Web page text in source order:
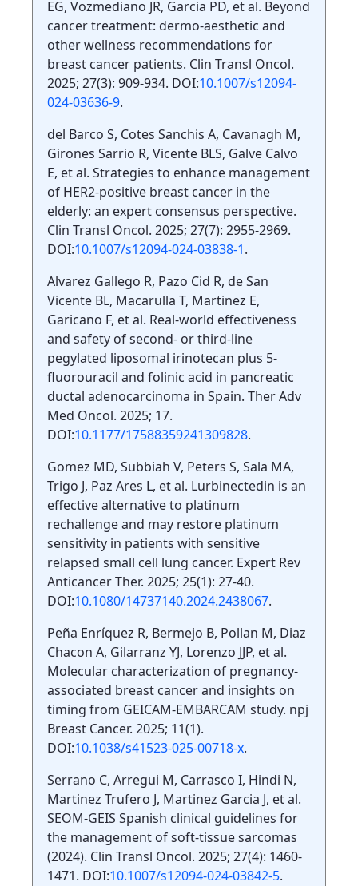
EG, Vozmediano JR, Garcia PD, et al. Beyond
cancer treatment: dermo-aesthetic and
other wellness recommendations for
breast cancer patients. Clin Transl Oncol.
2025; 27(3): 909-934. DOI:10.1007/s12094-
024-03636-9.
del Barco S, Cotes Sanchis A, Cavanagh M,
Girones Sarrio R, Vicente BLS, Galve Calvo
E, et al. Strategies to enhance management
of HER2-positive breast cancer in the
elderly: an expert consensus perspective.
Clin Transl Oncol. 2025; 27(7): 2955-2969.
DOI:10.1007/s12094-024-03838-1.
Alvarez Gallego R, Pazo Cid R, de San
Vicente BL, Macarulla T, Martinez E,
Garicano F, et al. Real-world effectiveness
and safety of second- or third-line
pegylated liposomal irinotecan plus 5-
fluorouracil and folinic acid in pancreatic
ductal adenocarcinoma in Spain. Ther Adv
Med Oncol. 2025; 17.
DOI:10.1177/17588359241309828.
Gomez MD, Subbiah V, Peters S, Sala MA,
Trigo J, Paz Ares L, et al. Lurbinectedin is an
effective alternative to platinum
rechallenge and may restore platinum
sensitivity in patients with sensitive
relapsed small cell lung cancer. Expert Rev
Anticancer Ther. 2025; 25(1): 27-40.
DOI:10.1080/14737140.2024.2438067.
Peña Enríquez R, Bermejo B, Pollan M, Diaz
Chacon A, Gilarranz YJ, Lorenzo JJP, et al.
Molecular characterization of pregnancy-
associated breast cancer and insights on
timing from GEICAM-EMBARCAM study. npj
Breast Cancer. 2025; 11(1).
DOI:10.1038/s41523-025-00718-x.
Serrano C, Arregui M, Carrasco I, Hindi N,
Martinez Trufero J, Martinez Garcia J, et al.
SEOM-GEIS Spanish clinical guidelines for
the management of soft-tissue sarcomas
(2024). Clin Transl Oncol. 2025; 27(4): 1460-
1471. DOI:10.1007/s12094-024-03842-5.